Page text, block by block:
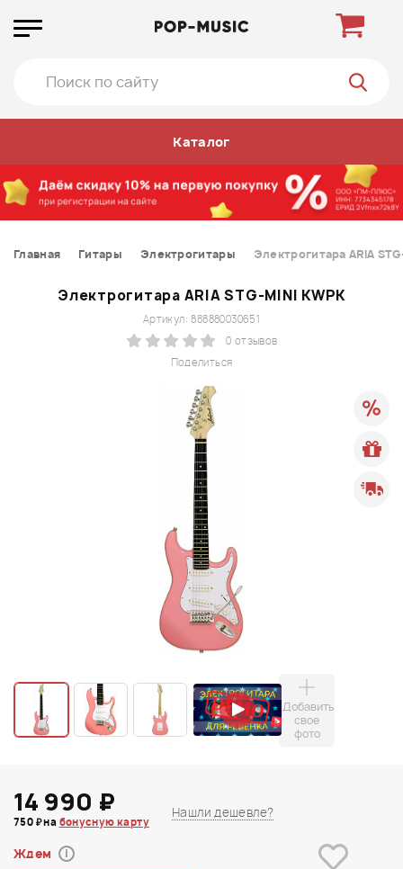
Каталог
Главная Гитары Электрогитары Электрогитара ARIA
Электрогитара ARIA STG-MINI KWPK
Поделиться
Артикул: 888880030651
0 отзывов
Добавить
свое
фото
14 990 ₽
750 ₽ на бонусную карту
Нашли дешевле?
Ждем i